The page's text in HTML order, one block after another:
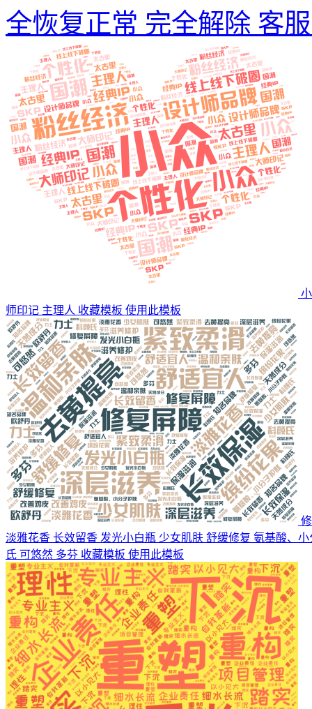
全恢复正常 完全解除 客
师印记 主理人 收藏模板 使用此模板
淡雅花香 长效留香 发光小白瓶 少女肌肤 舒缓修复 氨基酸、
氏 可悠然 多芬 收藏模板 使用此模板